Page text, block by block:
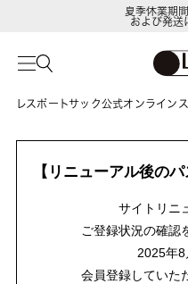
夏季休業期
および発送
レスポートサック公式オンライン
【リニューアル後の
サイトリニ
ご登録状況の確認
2025年8
会員登録していた